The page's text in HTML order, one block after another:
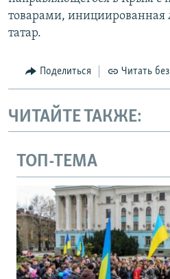
товарами,
татар.
Поделиться Читать
ЧИТАЙТЕ ТАКЖЕ:
ТОП-ТЕМА